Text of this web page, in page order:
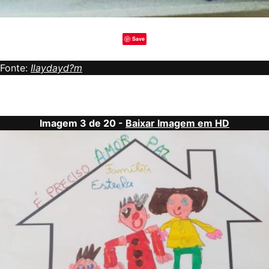
Save
Fonte: Ilaydayd?m
Imagem 3 de 20 - Baixar Imagem em HD